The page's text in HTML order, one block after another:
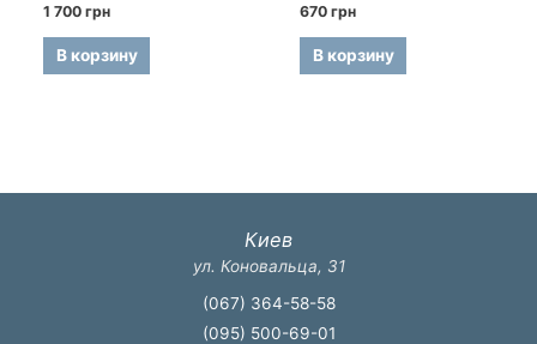
Оценка
0
из
1 700грн
В корзину
Оценка
0
из
670грн
В корзину
Киев
ул. Коновальца, 31
(067) 364-58-58
(095) 500-69-01